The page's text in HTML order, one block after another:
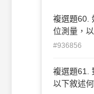
複選題60. 如欲對非規則形喬木植栽進行定
位測量，
經緯儀配合捲
以方格法
#936856
複選題61.
以下敘述